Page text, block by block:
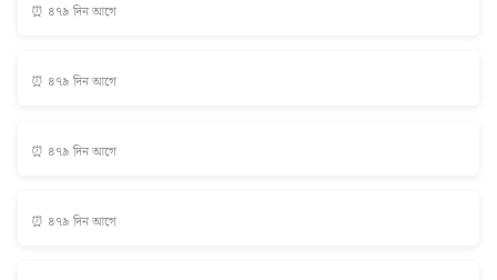
⏰ ৪৭৯ দিন আগে
⏰ ৪৭৯ দিন আগে
⏰ ৪৭৯ দিন আগে
⏰ ৪৭৯ দিন আগে